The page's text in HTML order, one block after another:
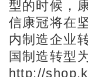
型的时候，
信康冠将在
内制造企业
国制造转型
http://